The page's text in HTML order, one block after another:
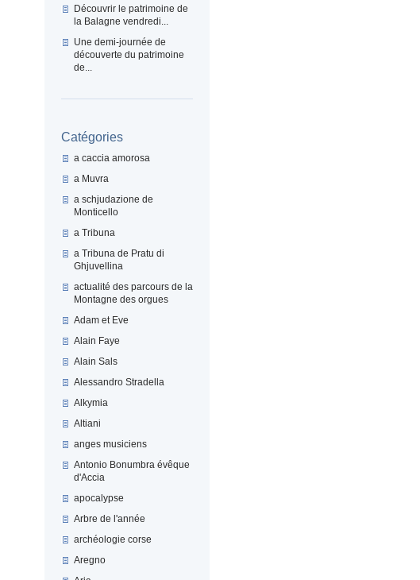
Découvrir le patrimoine de
la Balagne vendredi...
Une demi-journée de
découverte du patrimoine
de...
Catégories
a caccia amorosa
a Muvra
a schjudazione de
Monticello
a Tribuna
a Tribuna de Pratu di
Ghjuvellina
actualité des parcours de la
Montagne des orgues
Adam et Eve
Alain Faye
Alain Sals
Alessandro Stradella
Alkymia
Altiani
anges musiciens
Antonio Bonumbra évêque
d'Accia
apocalypse
Arbre de l'année
archéologie corse
Aregno